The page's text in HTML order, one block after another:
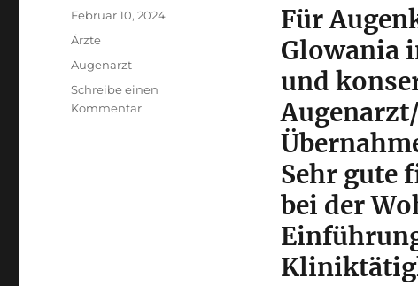
Für
Glowania
und
Sehr gute
bei der
Veröffentlicht
am
Februar 10, 2024
Kategorien
Ärzte
Schlagwörter
Augenarzt
Schreibe einen
Kommentarzu